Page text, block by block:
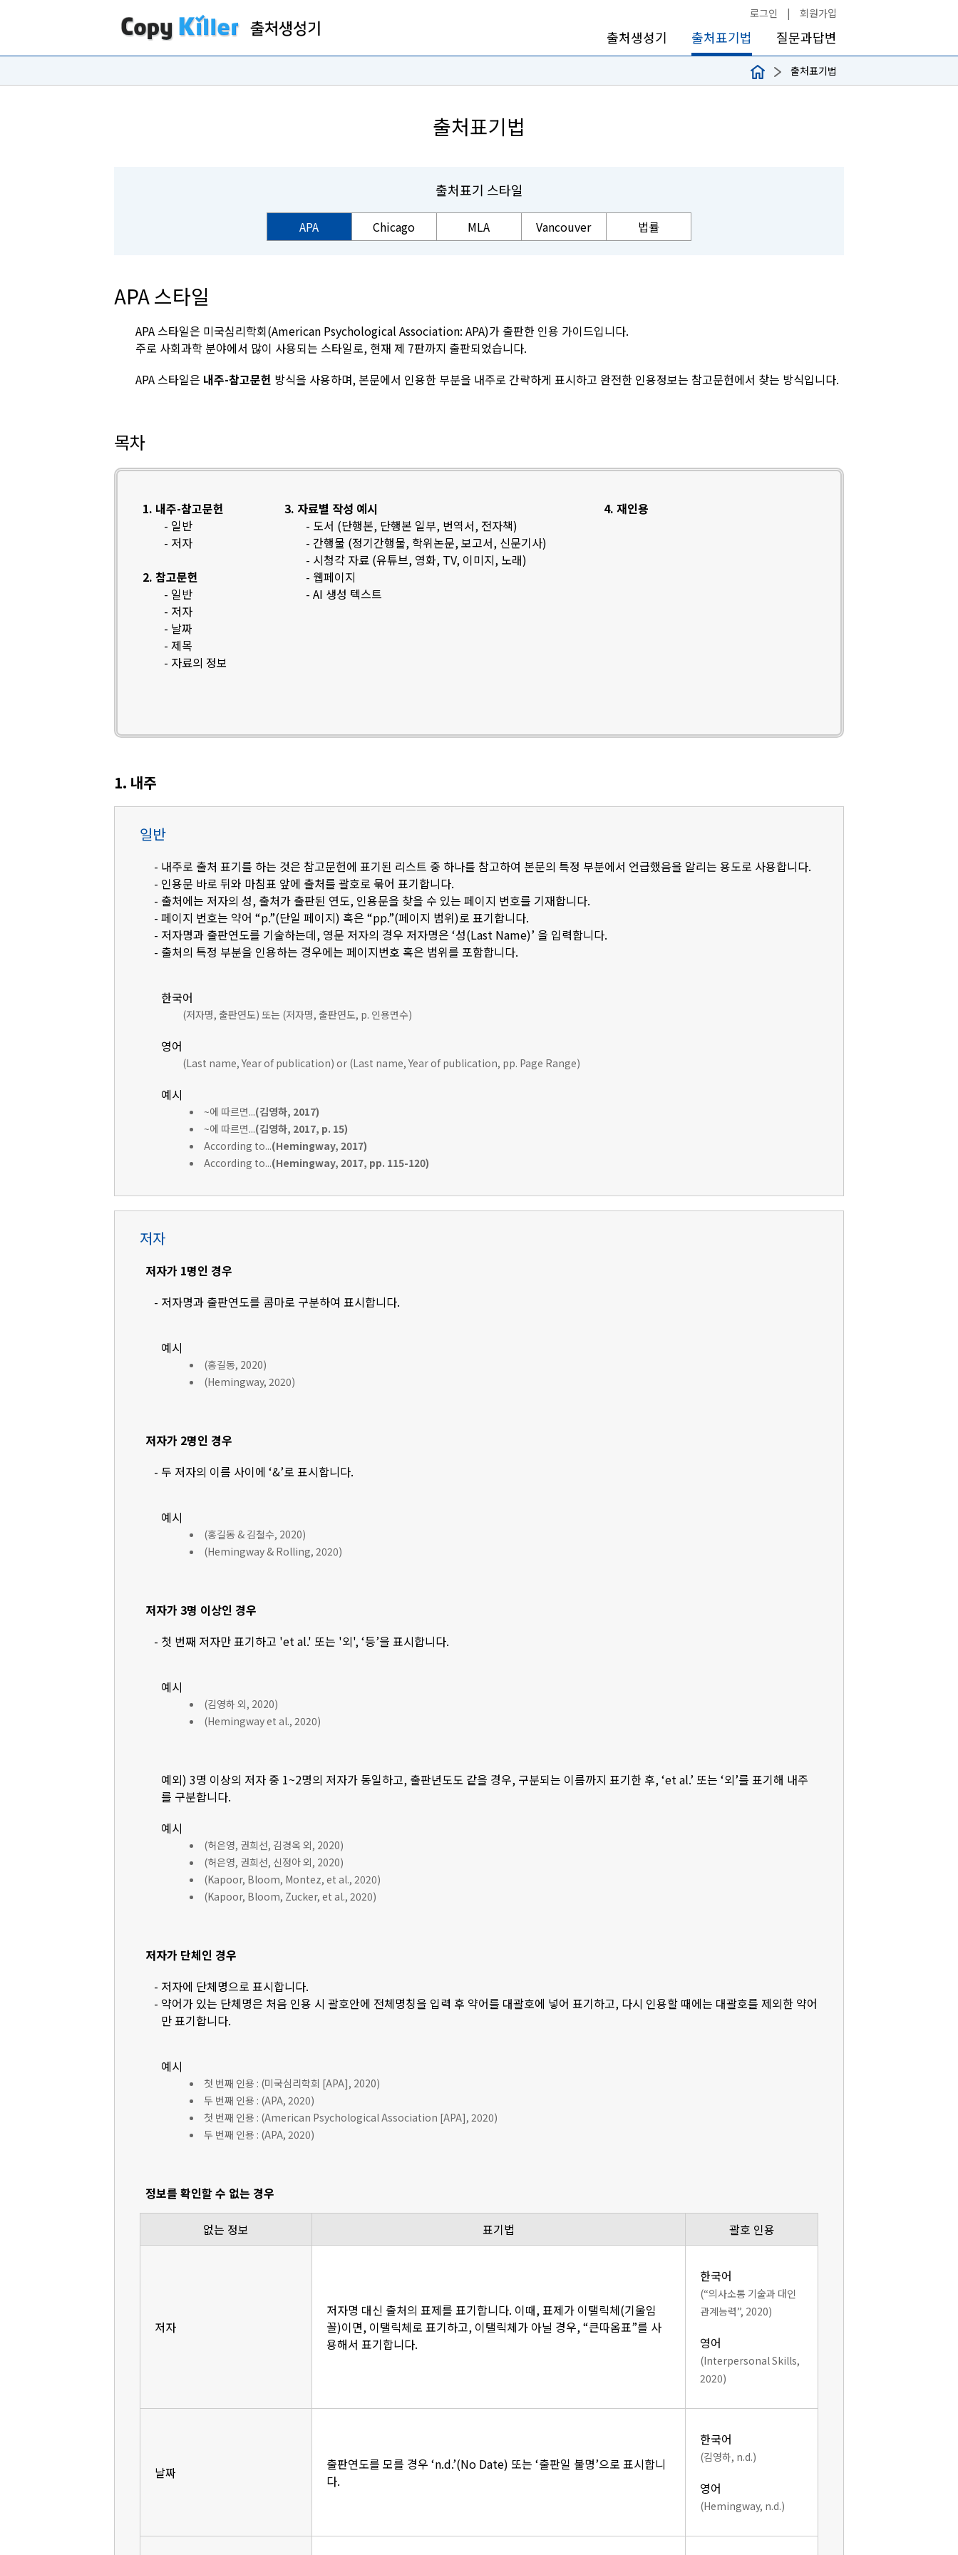
로그인 | 회원가입
출처생성기 출처표기법 질문과답변
출처표기법
출처표기법
출처표기 스타일
APA Chicago MLA Vancouver 법률
APA 스타일
APA 스타일은 미국심리학회(American Psychological Association: APA)가 출판한 인용 가이드입니다.
주로 사회과학 분야에서 많이 사용되는 스타일로, 현재 제 7판까지 출판되었습니다.
APA 스타일은 내주-참고문헌 방식을 사용하며, 본문에서 인용한 부분을 내주로 간략하게 표시하고 완전한 인용정보는 참고문헌에서 찾는 방식입니다.
목차
1. 내주-참고문헌
- 일반
- 저자
2. 참고문헌
- 일반
- 저자
- 날짜
- 제목
- 자료의 정보
3. 자료별 작성 예시
- 도서 (단행본, 단행본 일부, 번역서, 전자책)
- 간행물 (정기간행물, 학위논문, 보고서, 신문기사)
- 시청각 자료 (유튜브, 영화, TV, 이미지, 노래)
- 웹페이지
- AI 생성 텍스트
4. 재인용
1. 내주
일반
- 내주로 출처 표기를 하는 것은 참고문헌에 표기된 리스트 중 하나를 참고하여 본문의 특정 부분에서 언급했음을 알리는 용도로 사용합니다.
- 인용문 바로 뒤와 마침표 앞에 출처를 괄호로 묶어 표기합니다.
- 출처에는 저자의 성, 출처가 출판된 연도, 인용문을 찾을 수 있는 페이지 번호를 기재합니다.
- 페이지 번호는 약어 “p.”(단일 페이지) 혹은 “pp.”(페이지 범위)로 표기합니다.
- 저자명과 출판연도를 기술하는데, 영문 저자의 경우 저자명은 ‘성(Last Name)’ 을 입력합니다.
- 출처의 특정 부분을 인용하는 경우에는 페이지번호 혹은 범위를 포함합니다.
한국어
(저자명, 출판연도) 또는 (저자명, 출판연도, p. 인용면수)
영어
(Last name, Year of publication) or (Last name, Year of publication, pp. Page Range)
예시
~에 따르면...(김영하, 2017)
~에 따르면...(김영하, 2017, p. 15)
According to...(Hemingway, 2017)
According to...(Hemingway, 2017, pp. 115-120)
저자
저자가 1명인 경우
- 저자명과 출판연도를 콤마로 구분하여 표시합니다.
예시
(홍길동, 2020)
(Hemingway, 2020)
저자가 2명인 경우
- 두 저자의 이름 사이에 ‘&’로 표시합니다.
예시
(홍길동 & 김철수, 2020)
(Hemingway & Rolling, 2020)
저자가 3명 이상인 경우
- 첫 번째 저자만 표기하고 'et al.' 또는 '외', ‘등’을 표시합니다.
예시
(김영하 외, 2020)
(Hemingway et al., 2020)
예외) 3명 이상의 저자 중 1~2명의 저자가 동일하고, 출판년도도 같을 경우, 구분되는 이름까지 표기한 후, ‘et al.’ 또는 ‘외’를 표기해 내주
를 구분합니다.
예시
(허은영, 권희선, 김경옥 외, 2020)
(허은영, 권희선, 신정아 외, 2020)
(Kapoor, Bloom, Montez, et al., 2020)
(Kapoor, Bloom, Zucker, et al., 2020)
저자가 단체인 경우
- 저자에 단체명으로 표시합니다.
- 약어가 있는 단체명은 처음 인용 시 괄호안에 전체명칭을 입력 후 약어를 대괄호에 넣어 표기하고, 다시 인용할 때에는 대괄호를 제외한 약어
만 표기합니다.
예시
첫 번째 인용 : (미국심리학회 [APA], 2020)
두 번째 인용 : (APA, 2020)
첫 번째 인용 : (American Psychological Association [APA], 2020)
두 번째 인용 : (APA, 2020)
정보를 확인할 수 없는 경우
없는 정보 표기법 괄호 인용
저자
저자명 대신 출처의 표제를 표기합니다. 이때, 표제가 이탤릭체(기울임
꼴)이면, 이탤릭체로 표기하고, 이탤릭체가 아닐 경우, “큰따옴표”를 사
용해서 표기합니다.
한국어
(“의사소통 기술과 대인
관계능력”, 2020)
영어
(Interpersonal Skills,
2020)
날짜
출판연도를 모를 경우 ‘n.d.’(No Date) 또는 ‘출판일 불명’으로 표시합니
다.
한국어
(김영하, n.d.)
영어
(Hemingway, n.d.)